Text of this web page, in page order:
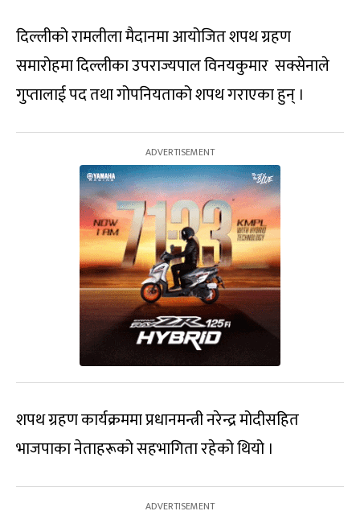
दिल्लीको रामलीला मैदानमा आयोजित शपथ ग्रहण
समारोहमा दिल्लीका उपराज्यपाल विनयकुमार सक्सेनाले
गुप्तालाई पद तथा गोपनियताको शपथ गराएका हुन् ।
शपथ ग्रहण कार्यक्रममा प्रधानमन्त्री नरेन्द्र मोदीसहित
भाजपाका नेताहरूको सहभागिता रहेको थियो ।